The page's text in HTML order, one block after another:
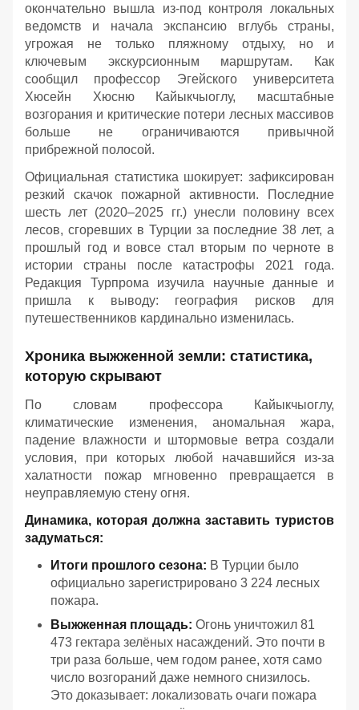
окончательно вышла из-под контроля локальных
ведомств и начала экспансию вглубь страны,
угрожая не только пляжному отдыху, но и
ключевым экскурсионным маршрутам. Как
сообщил профессор Эгейского университета
Хюсейн Хюсню Кайыкчыоглу, масштабные
возгорания и критические потери лесных массивов
больше не ограничиваются привычной
прибрежной полосой.
Официальная статистика шокирует: зафиксирован
резкий скачок пожарной активности. Последние
шесть лет (2020–2025 гг.) унесли половину всех
лесов, сгоревших в Турции за последние 38 лет, а
прошлый год и вовсе стал вторым по черноте в
истории страны после катастрофы 2021 года.
Редакция Турпрома изучила научные данные и
пришла к выводу: география рисков для
путешественников кардинально изменилась.
Хроника выжженной земли: статистика,
которую скрывают
По словам профессора Кайыкчыоглу,
климатические изменения, аномальная жара,
падение влажности и штормовые ветра создали
условия, при которых любой начавшийся из-за
халатности пожар мгновенно превращается в
неуправляемую стену огня.
Динамика, которая должна заставить туристов
задуматься:
Итоги прошлого сезона: В Турции было
официально зарегистрировано 3 224 лесных
пожара.
Выжженная площадь: Огонь уничтожил 81
473 гектара зелёных насаждений. Это почти в
три раза больше, чем годом ранее, хотя само
число возгораний даже немного снизилось.
Это доказывает: локализовать очаги пожара